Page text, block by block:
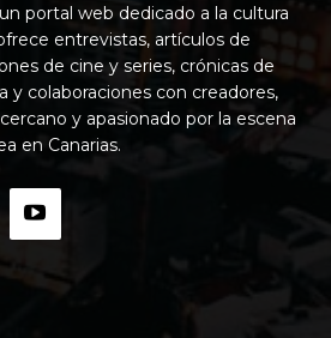
portal web dedicado a la cultura
entrevistas, artículos de
de cine y series, crónicas de
y colaboraciones con creadores,
y apasionado por la escena
en Canarias.